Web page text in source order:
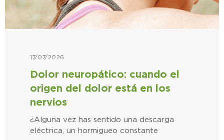
Dolor neuropático: cuando el
origen del dolor está en los
nervios
17/07/2026
¿Alguna vez has sentido una descarga
eléctrica, un hormigueo constante